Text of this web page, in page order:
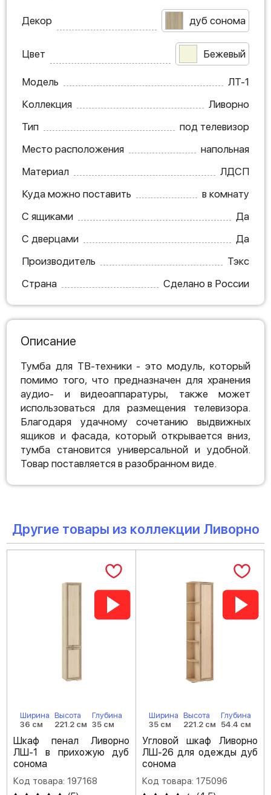
Декор дуб сонома
Цвет Бежевый
Модель
ЛТ-1
Коллекция
Ливорно
Тип
под телевизор
Место расположения
напольная
Материал
ЛДСП
Куда можно поставить
в комнату
С ящиками
Да
С дверцами
Да
Производитель
Тэкс
Страна
Сделано в России
Описание
Тумба для ТВ-техники - это модуль, который
помимо того, что предназначен для хранения
аудио- и видеоаппаратуры, также может
использоваться для размещения телевизора.
Благодаря удачному сочетанию выдвижных
ящиков и фасада, который открывается вниз,
тумба становится универсальной и удобной.
Товар поставляется в разобранном виде.
Другие товары из коллекции Ливорно
Ширина
36 см
Высота
221.2 см
Глубина
35 см
Шкаф пенал Ливорно
ЛШ-1 в прихожую дуб
сонома
Код товара: 197168
Ширина
35 см
Высота
221.2 см
Глубина
54.4 см
Угловой шкаф Ливорно
ЛШ-26 для одежды дуб
сонома
Код товара: 175096